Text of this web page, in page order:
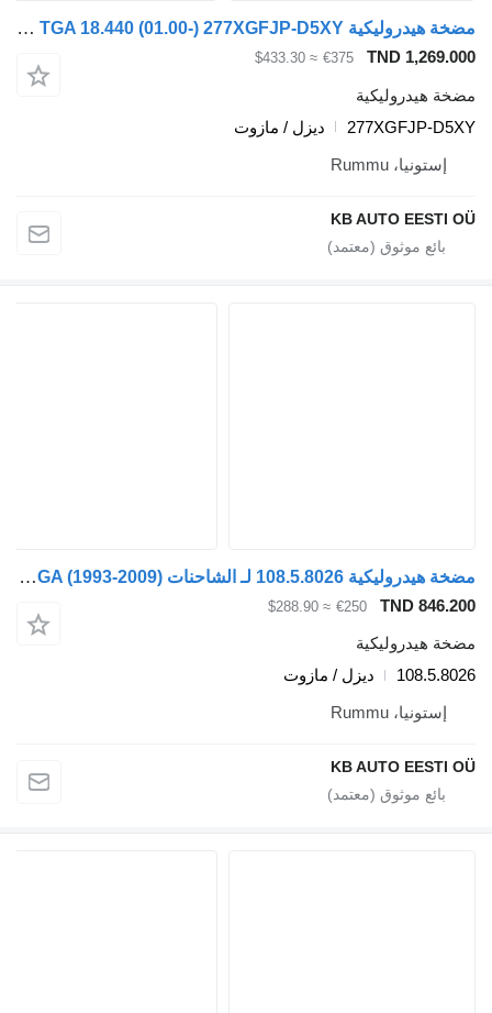
مضخة هيدروليكية TGA 18.440 (01.00-) 277XGFJP-D5XY لـ الشاحنات MAN 4-series, TGA (1993-2009)
TND 1,269.000
€375
≈ $433.30
مضخة هيدروليكية
277XGFJP-D5XY
ديزل / مازوت
إستونيا، Rummu
KB AUTO EESTI OÜ
مضخة هيدروليكية 108.5.8026 لـ الشاحنات MAN 4-series, TGA (1993-2009)
TND 846.200
€250
≈ $288.90
مضخة هيدروليكية
108.5.8026
ديزل / مازوت
إستونيا، Rummu
KB AUTO EESTI OÜ